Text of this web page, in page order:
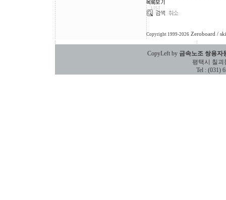
Copyright 1999-2026 Zeroboard /
CopyLeft by 금속노조 쌍용자
평택시 칠괴동
Tel : (031)